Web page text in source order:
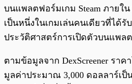
บนแพลตฟอร์มเกม Steam ภายใ
เป็นหนึ่งในเกมเล่นคนเดียวที่ได้
ประวัติศาสตร์การเปิดตัวบนแพล
ตามข้อมูลจาก DexScreener รา
มูลค่าประมาณ 3,000 ดอลลาร์เป็